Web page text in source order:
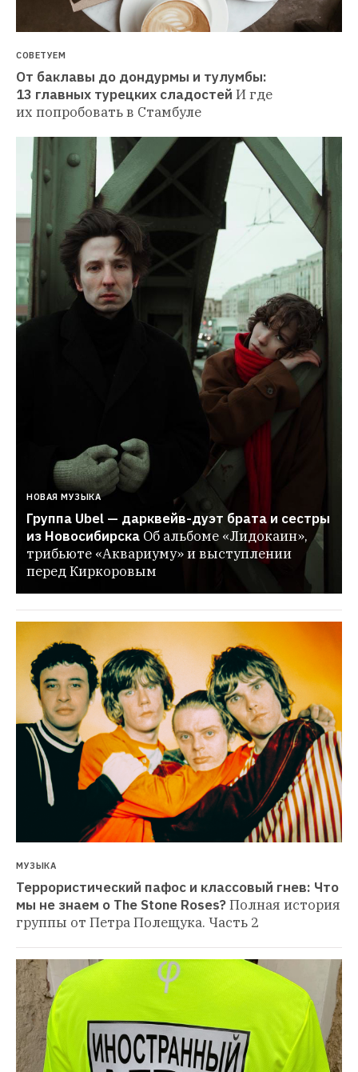
СОВЕТУЕМ
От баклавы до дондурмы и тулумбы:
13 главных турецких сладостей И где
их попробовать в Стамбуле
НОВАЯ МУЗЫКА
Группа Ubel — дарквейв-дуэт брата и сестры
из Новосибирска Об альбоме «Лидокаин»,
трибьюте «Аквариуму» и выступлении
перед Киркоровым
МУЗЫКА
Террористический пафос и классовый гнев: Что
мы не знаем о The Stone Roses?Полная история
группы от Петра Полещука. Часть 2